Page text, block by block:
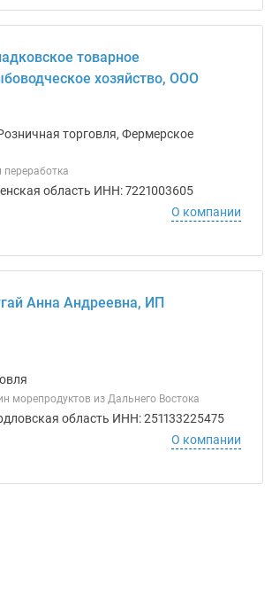
товарное
хозяйство, ООО
торговля, Фермерское
переработка
область ИНН: 7221003605
О компании
Анна Андреевна, ИП
морепродуктов из Дальнего Востока
область ИНН: 251133225475
О компании